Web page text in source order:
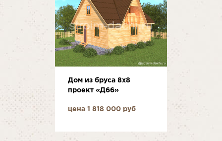
Дом из бруса 8x8
проект «Д66»
цена 1 818 000 руб